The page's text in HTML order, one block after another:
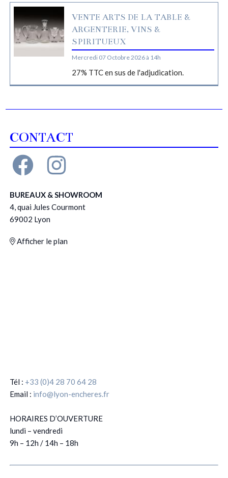
VENTE ARTS DE LA TABLE &
ARGENTERIE, VINS &
SPIRITUEUX
Mercredi 07 Octobre 2026 à 14h
27% TTC en sus de l'adjudication.
CONTACT
BUREAUX & SHOWROOM
4, quai Jules Courmont
69002 Lyon
Afficher le plan
Tél : +33 (0)4 28 70 64 28
Email : info@lyon-encheres.fr
HORAIRES D’OUVERTURE
lundi – vendredi
9h – 12h / 14h – 18h